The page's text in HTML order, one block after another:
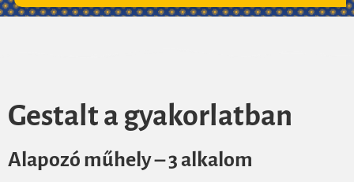
Gestalt a gyakorlatban
Alapozó műhely – 3 alkalom